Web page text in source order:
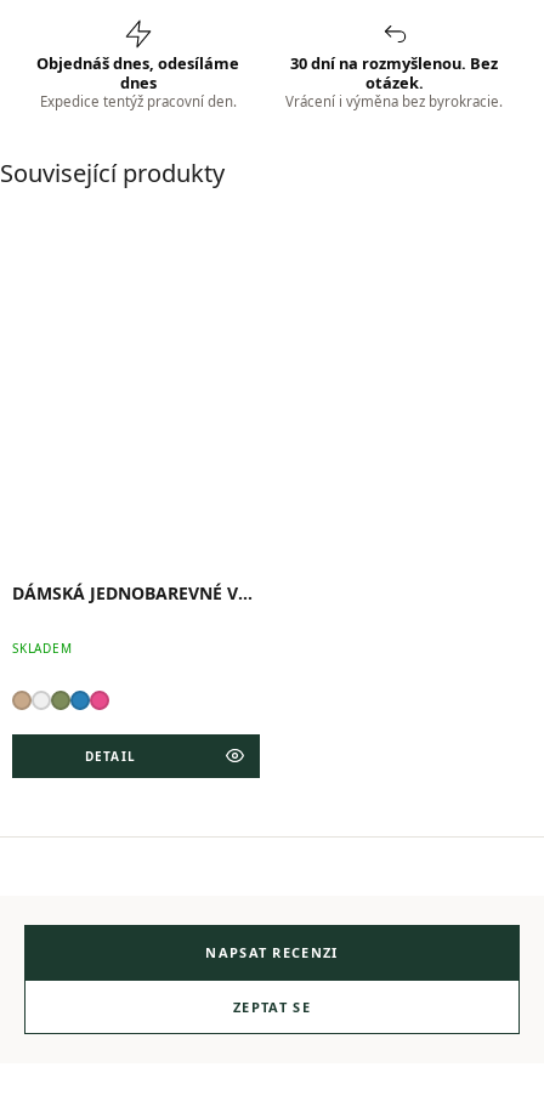
Objednáš dnes, odesíláme
dnes
Expedice tentýž pracovní den.
30 dní na rozmyšlenou. Bez
otázek.
Vrácení i výměna bez byrokracie.
Související produkty
DÁMSKÁ JEDNOBAREVNÉ VOLNÉ KALHOTY
SKLADEM
DETAIL
NAPSAT RECENZI
ZEPTAT SE